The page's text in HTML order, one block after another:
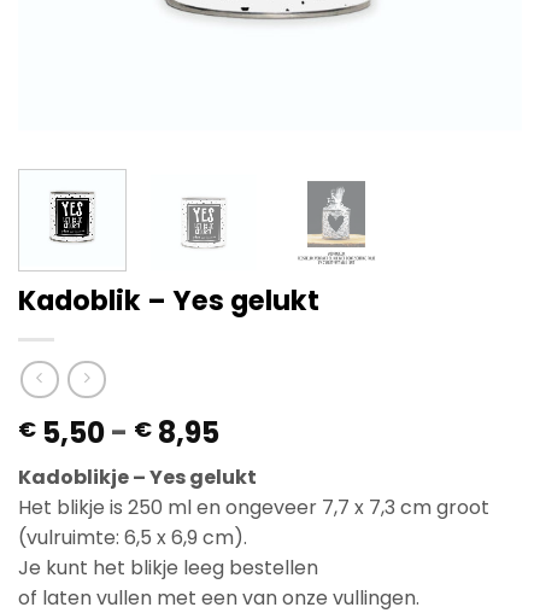
Kadoblik – Yes gelukt
€ 5,50- € 8,95Prijsklasse:
€ 5,50
tot
€ 8,95
Kadoblikje – Yes gelukt
Het blikje is 250 ml en ongeveer 7,7 x 7,3 cm groot
(vulruimte: 6,5 x 6,9 cm).
Je kunt het blikje leeg bestellen
of laten vullen met een van onze vullingen.